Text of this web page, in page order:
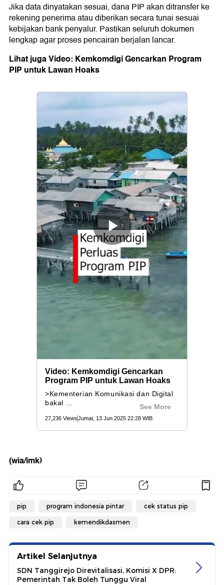
Jika data dinyatakan sesuai, dana PIP akan ditransfer ke
rekening penerima atau diberikan secara tunai sesuai
kebijakan bank penyalur. Pastikan seluruh dokumen
lengkap agar proses pencairan berjalan lancar.
Lihat juga Video: Kemkomdigi Gencarkan Program
PIP untuk Lawan Hoaks
(wia/imk)
pip program indonesia pintar cek status pip
cara cek pip kemendikdasmen
Artikel Selanjutnya
SDN Tanggirejo Direvitalisasi, Komisi X DPR:
Pemerintah Tak Boleh Tunggu Viral